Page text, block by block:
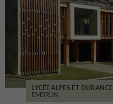
LYCÉE ALPES ET DURANCE
EMBRUN